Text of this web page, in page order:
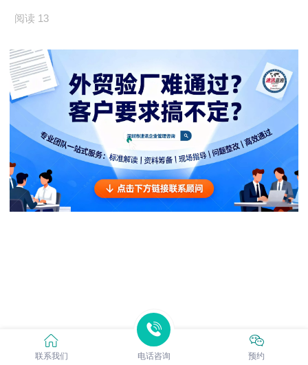
阅读 13
联系我们 电话咨询 预约